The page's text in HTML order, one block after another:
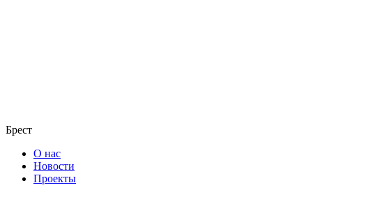
Брест
О нас
Новости
Проекты